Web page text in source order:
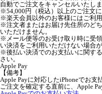
自動でご注文をキャンセルいたしま
※54,000円（税込）以上のご注文
※楽天会員以外のお客様にはご利用
※注文者またはお届け先住所のど
いただけません。
※メール便等のお受け取り時に受
い決済をご利用いただけない場合が
※後払い決済でのお支払いに関す
さい。
Apple Pay
【備考】
Apple Payに対応したiPhoneでお支
ご注文を確定する直前に、Apple